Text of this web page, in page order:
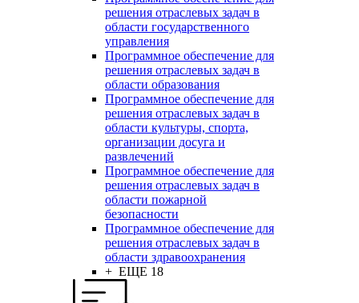
решения отраслевых задач в
области государственного
управления
Программное обеспечение для
решения отраслевых задач в
области образования
Программное обеспечение для
решения отраслевых задач в
области культуры, спорта,
организации досуга и
развлечений
Программное обеспечение для
решения отраслевых задач в
области пожарной
безопасности
Программное обеспечение для
решения отраслевых задач в
области здравоохранения
+ ЕЩЕ 18